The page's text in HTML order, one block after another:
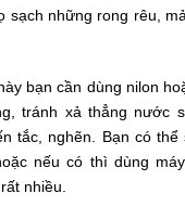
sạch những rong rêu,
bạn cần dùng nilon
tránh xả thẳng nước
tắc, nghẽn. Bạn có thể
nếu có thì dùng
nhiều.